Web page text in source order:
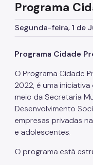
Supervisão de
CPAS
Pessoa em situação
Programa Reencontro
Crianças e
Idosos
Programa
Segunda-feira, 1 de
Programa Cidade
O Programa Cidade
2022, é uma
meio da Secretaria
Desenvolvimento
empresas privadas
e adolescentes.
O programa está